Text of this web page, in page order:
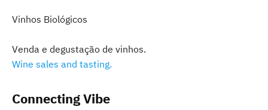
Vinhos Biológicos
Venda e degustação de vinhos.
Wine sales and tasting.
Connecting Vibe